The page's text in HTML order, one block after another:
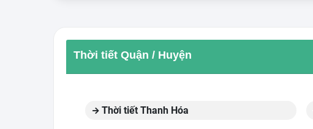
Thời tiết Quận / Huyện
Thời tiết Thanh Hóa